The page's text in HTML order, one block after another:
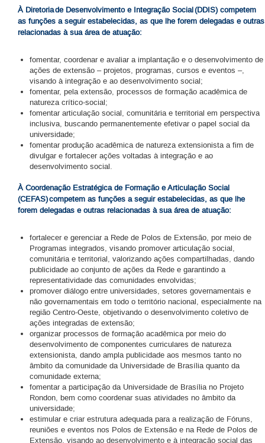
À Diretoria de Desenvolvimento e Integração Social (DDIS) competem
as funções a seguir estabelecidas, as que lhe forem delegadas e outras
relacionadas à sua área de atuação:
fomentar, coordenar e avaliar a implantação e o desenvolvimento de
ações de extensão – projetos, programas, cursos e eventos –,
visando à integração e ao desenvolvimento social;
fomentar, pela extensão, processos de formação acadêmica de
natureza crítico-social;
fomentar articulação social, comunitária e territorial em perspectiva
inclusiva, buscando permanentemente efetivar o papel social da
universidade;
fomentar produção acadêmica de natureza extensionista a fim de
divulgar e fortalecer ações voltadas à integração e ao
desenvolvimento social.
À Coordenação Estratégica de Formação e Articulação Social
(CEFAS) competem as funções a seguir estabelecidas, as que lhe
forem delegadas e outras relacionadas à sua área de atuação:
fortalecer e gerenciar a Rede de Polos de Extensão, por meio de
Programas integrados, visando promover articulação social,
comunitária e territorial, valorizando ações compartilhadas, dando
publicidade ao conjunto de ações da Rede e garantindo a
representatividade das comunidades envolvidas;
promover diálogo entre universidades, setores governamentais e
não governamentais em todo o território nacional, especialmente na
região Centro-Oeste, objetivando o desenvolvimento coletivo de
ações integradas de extensão;
organizar processos de formação acadêmica por meio do
desenvolvimento de componentes curriculares de natureza
extensionista, dando ampla publicidade aos mesmos tanto no
âmbito da comunidade da Universidade de Brasília quanto da
comunidade externa;
fomentar a participação da Universidade de Brasília no Projeto
Rondon, bem como coordenar suas atividades no âmbito da
universidade;
estimular e criar estrutura adequada para a realização de Fóruns,
reuniões e eventos nos Polos de Extensão e na Rede de Polos de
Extensão, visando ao desenvolvimento e à integração social das